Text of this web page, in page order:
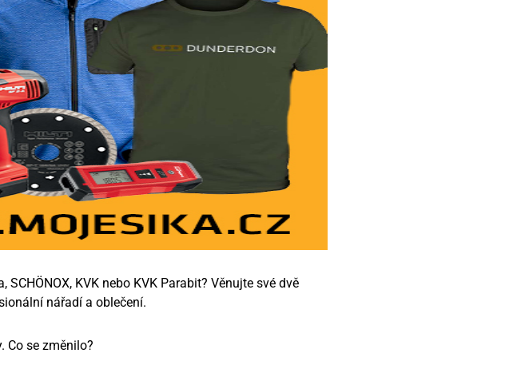
KVK nebo KVK Parabit? Věnujte své dvě
nářadí a oblečení.
Co se změnilo?